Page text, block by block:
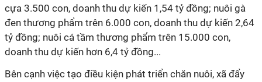
cựa 3.500 con, doanh thu dự kiến 1,54 tỷ đồng; nuôi gà
đen thương phẩm trên 6.000 con, doanh thu dự kiến 2,64
tỷ đồng; nuôi cá tầm thương phẩm trên 15.000 con,
doanh thu dự kiến hơn 6,4 tỷ đồng...
Bên cạnh việc tạo điều kiện phát triển chăn nuôi, xã đẩy